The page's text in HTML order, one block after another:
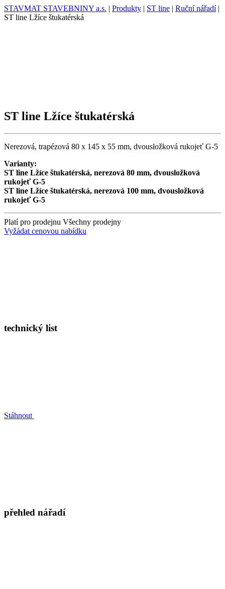
STAVMAT STAVEBNINY a.s. | Produkty | ST line | Ruční nářadí|
ST line Lžíce štukatérská
ST line Lžíce štukatérská
Nerezová, trapézová 80 x 145 x 55 mm, dvousložková rukojeť G-5
Varianty:
ST line Lžíce štukatérská, nerezová 80 mm, dvousložková
rukojeť G-5
ST line Lžíce štukatérská, nerezová 100 mm, dvousložková
rukojeť G-5
Platí pro prodejnu Všechny prodejny
Vyžádat cenovou nabídku
technický list
Stáhnout
přehled nářadí